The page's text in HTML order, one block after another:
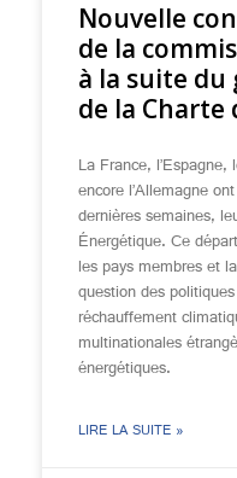
Nouvelle
de la
à la suite du
de la Charte
La France,
encore l’Allemagne
dernières semaines,
Énergétique. Ce
les pays membres et
question des
réchauffement
multinationales
énergétiques.
LIRE LA SUITE »